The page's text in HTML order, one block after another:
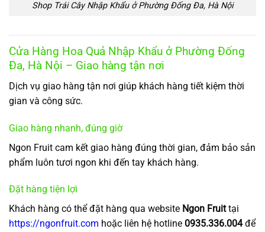
Shop Trái Cây Nhập Khẩu ở Phường Đống Đa, Hà Nội
Cửa Hàng Hoa Quả Nhập Khẩu ở Phường Đống
Đa, Hà Nội – Giao hàng tận nơi
Dịch vụ giao hàng tận nơi giúp khách hàng tiết kiệm thời
gian và công sức.
Giao hàng nhanh, đúng giờ
Ngon Fruit cam kết giao hàng đúng thời gian, đảm bảo sản
phẩm luôn tươi ngon khi đến tay khách hàng.
Đặt hàng tiện lợi
Khách hàng có thể đặt hàng qua website Ngon Fruittại
https://ngonfruit.com hoặc liên hệ hotline 0935.336.004để